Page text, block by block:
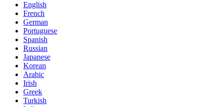
English
French
German
Portuguese
Spanish
Russian
Japanese
Korean
Arabic
Irish
Greek
Turkish